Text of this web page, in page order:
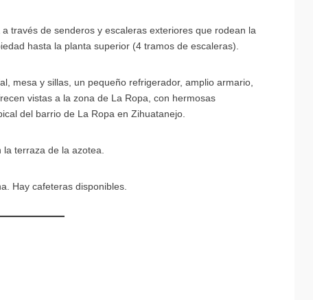
través de senderos y escaleras exteriores que rodean la
hasta la planta superior (4 tramos de escaleras).
mesa y sillas, un pequeño refrigerador, amplio armario,
vistas a la zona de La Ropa, con hermosas
del barrio de La Ropa en Zihuatanejo.
terraza de la azotea.
Hay cafeteras disponibles.